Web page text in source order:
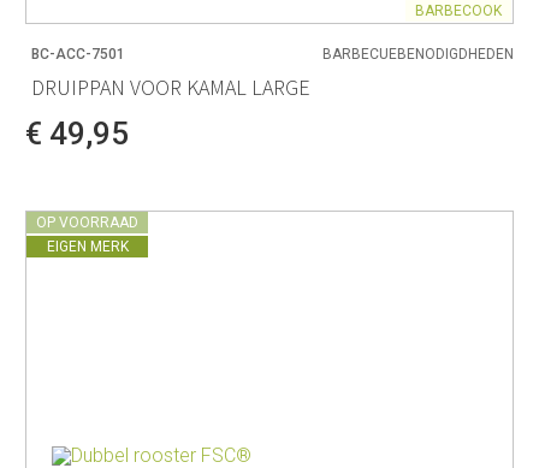
BARBECOOK
BC-ACC-7501 BARBECUEBENODIGDHEDEN
DRUIPPAN VOOR KAMAL LARGE
€ 49,95
OP VOORRAAD
EIGEN MERK